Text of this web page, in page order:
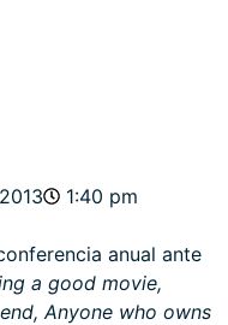
1:40 pm
anual ante
a good movie,
Anyone who owns